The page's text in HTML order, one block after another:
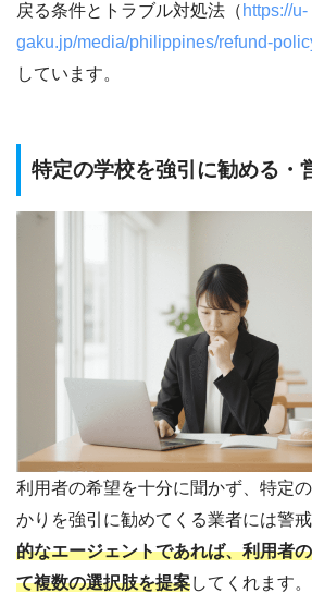
戻る条件とトラブル対処法（ https://u-
gaku.jp/media/philippines/refund-
しています。
特定の学校を強引に勧める・
利用者の希望を十分に聞かず、特定
かりを強引に勧めてくる業者には警
的なエージェントであれば、利用者
て複数の選択肢を提案してくれます